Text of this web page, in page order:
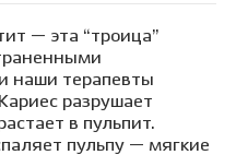
— эта “троица”
наши терапевты
разрушает
в пульпит.
пульпу — мягкие